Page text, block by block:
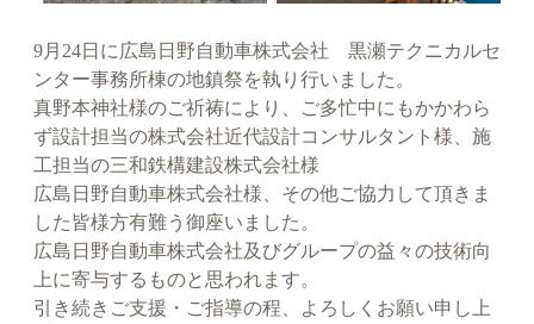
9月24日に広島日野自動車株式会社 黒瀬テクニカルセ
ンター事務所棟の地鎮祭を執り行いました。
真野本神社様のご祈祷により、ご多忙中にもかかわら
ず設計担当の株式会社近代設計コンサルタント様、施
工担当の三和鉄構建設株式会社様
広島日野自動車株式会社様、その他ご協力して頂きま
した皆様方有難う御座いました。
広島日野自動車株式会社及びグループの益々の技術向
上に寄与するものと思われます。
引き続きご支援・ご指導の程、よろしくお願い申し上